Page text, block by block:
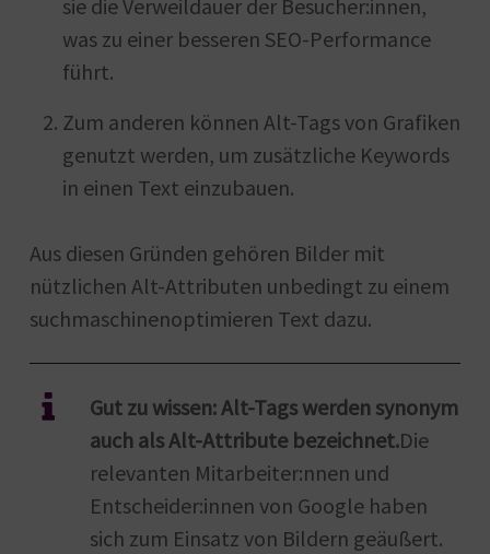
sie die Verweildauer der Besucher:innen,
was zu einer besseren SEO-Performance
führt.
Zum anderen können Alt-Tags von Grafiken
genutzt werden, um zusätzliche Keywords
in einen Text einzubauen.
Aus diesen Gründen gehören Bilder mit
nützlichen Alt-Attributen unbedingt zu einem
suchmaschinenoptimieren Text dazu.
Gut zu wissen: Alt-Tags werden synonym
auch als Alt-Attribute bezeichnet.Die
relevanten Mitarbeiter:nnen und
Entscheider:innen von Google haben
sich zum Einsatz von Bildern geäußert.